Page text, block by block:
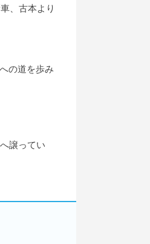
、古本より
の道を歩み
譲ってい